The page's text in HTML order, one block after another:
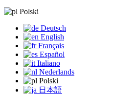
Polski
Deutsch
English
Français
Español
Italiano
Nederlands
Polski
日本語